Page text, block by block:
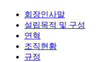
회장인사말
설립목적 및 구성
연혁
조직현황
규정